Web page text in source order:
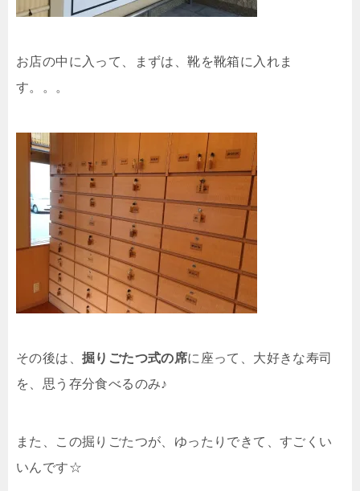
お店の中に入って、まずは、靴を靴箱に入れま
す。。。
その後は、 掘りごたつ式の席に座って、大好きな寿司
を、思う存分食べるのみ♪
また、この掘りごたつが、ゆったりできて、すごくい
いんです☆